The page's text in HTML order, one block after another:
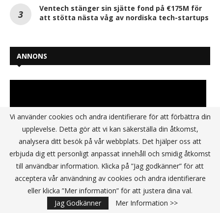
Ventech stänger sin sjätte fond på €175M för
att stötta nästa våg av nordiska tech-startups
ANNONS
Vi använder cookies och andra identifierare för att förbättra din
upplevelse. Detta gör att vi kan säkerställa din åtkomst,
analysera ditt besök på vår webbplats. Det hjälper oss att
erbjuda dig ett personligt anpassat innehåll och smidig åtkomst
till användbar information. Klicka på ”Jag godkänner” för att
acceptera vår användning av cookies och andra identifierare
eller klicka ”Mer information” för att justera dina val.
Jag Godkänner
Mer Information >>